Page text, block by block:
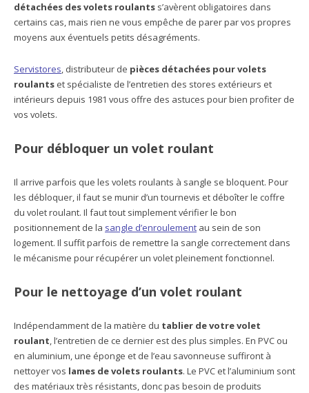
détachées des volets roulants s’avèrent obligatoires dans
certains cas, mais rien ne vous empêche de parer par vos propres
moyens aux éventuels petits désagréments.
Servistores, distributeur de pièces détachées pour volets
roulants et spécialiste de l’entretien des stores extérieurs et
intérieurs depuis 1981 vous offre des astuces pour bien profiter de
vos volets.
Pour débloquer un volet roulant
Il arrive parfois que les volets roulants à sangle se bloquent. Pour
les débloquer, il faut se munir d’un tournevis et déboîter le coffre
du volet roulant. Il faut tout simplement vérifier le bon
positionnement de la sangle d’enroulement au sein de son
logement. Il suffit parfois de remettre la sangle correctement dans
le mécanisme pour récupérer un volet pleinement fonctionnel.
Pour le nettoyage d’un volet roulant
Indépendamment de la matière du tablier de votre volet
roulant, l’entretien de ce dernier est des plus simples. En PVC ou
en aluminium, une éponge et de l’eau savonneuse suffiront à
nettoyer vos lames de volets roulants. Le PVC et l’aluminium sont
des matériaux très résistants, donc pas besoin de produits